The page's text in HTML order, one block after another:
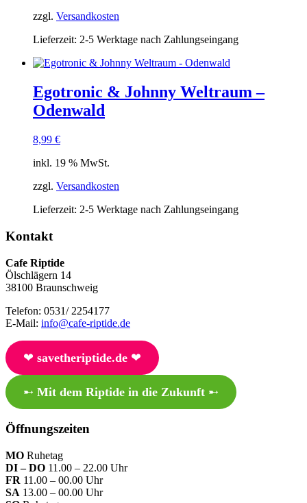
zzgl. Versandkosten
Lieferzeit: 2-5 Werktage nach Zahlungseingang
Egotronic & Johnny Weltraum –
Odenwald
8,99 €
inkl. 19 % MwSt.
zzgl. Versandkosten
Lieferzeit: 2-5 Werktage nach Zahlungseingang
Kontakt
Cafe Riptide
Ölschlägern 14
38100 Braunschweig
Telefon: 0531/ 2254177
E-Mail: info@cafe-riptide.de
❤︎ savetheriptide.de❤︎
➸ Mit dem Riptide in die Zukunft➸
Öffnungszeiten
MO Ruhetag
DI – DO 11.00 – 22.00 Uhr
FR 11.00 – 00.00 Uhr
SA 13.00 – 00.00 Uhr